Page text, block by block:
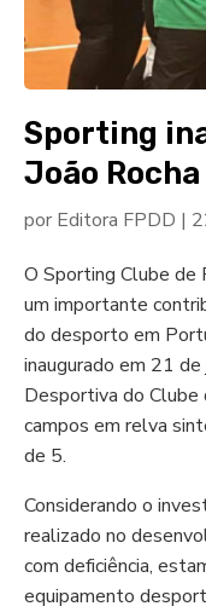
Sporting
João Rocha
por Editora FPDD |
O Sporting Clube de
um importante
do desporto em
inaugurado em 21
Desportiva do
campos em relva
de 5.
Considerando o
realizado no
com deficiência,
equipamento